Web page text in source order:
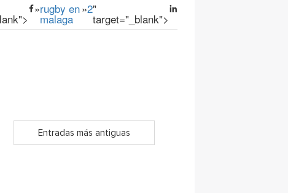
»rugby en
malaga
»2"
target="_blank">
Entradas más antiguas